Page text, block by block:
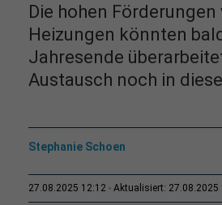
Die hohen
Heizungen könnten
Jahresende
Austausch noch in
Stephanie Schoen
27.08.2025 12:12 Aktualisiert: 27.08.2025